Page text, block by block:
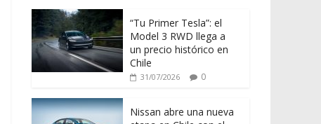
“Tu Primer Tesla”: el
Model 3 RWD llega a
un precio histórico en
Chile
31/07/2026 0
Nissan abre una nueva